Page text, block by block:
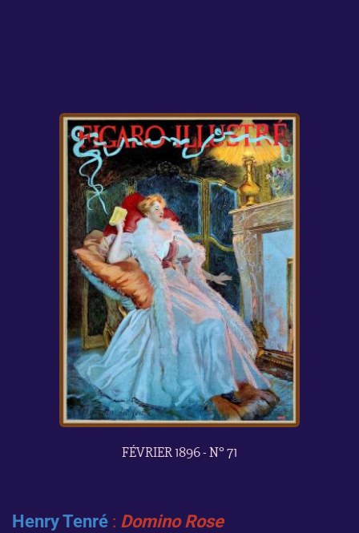
FÉVRIER 1896 - N° 71
Henry Tenré : Domino Rose